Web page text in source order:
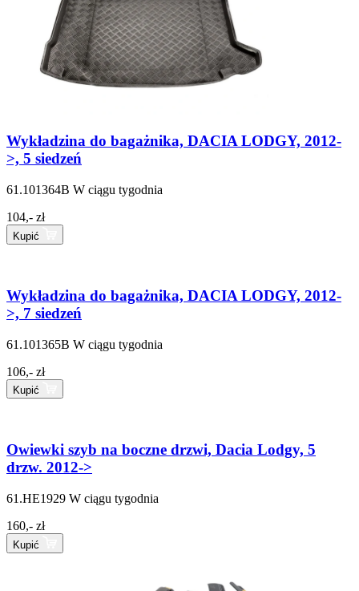
Wykładzina do bagażnika, DACIA LODGY, 2012-
>, 5 siedzeń
61.101364B W ciągu tygodnia
104,- zł
Kupić
Wykładzina do bagażnika, DACIA LODGY, 2012-
>, 7 siedzeń
61.101365B W ciągu tygodnia
106,- zł
Kupić
Owiewki szyb na boczne drzwi, Dacia Lodgy, 5
drzw. 2012->
61.HE1929 W ciągu tygodnia
160,- zł
Kupić